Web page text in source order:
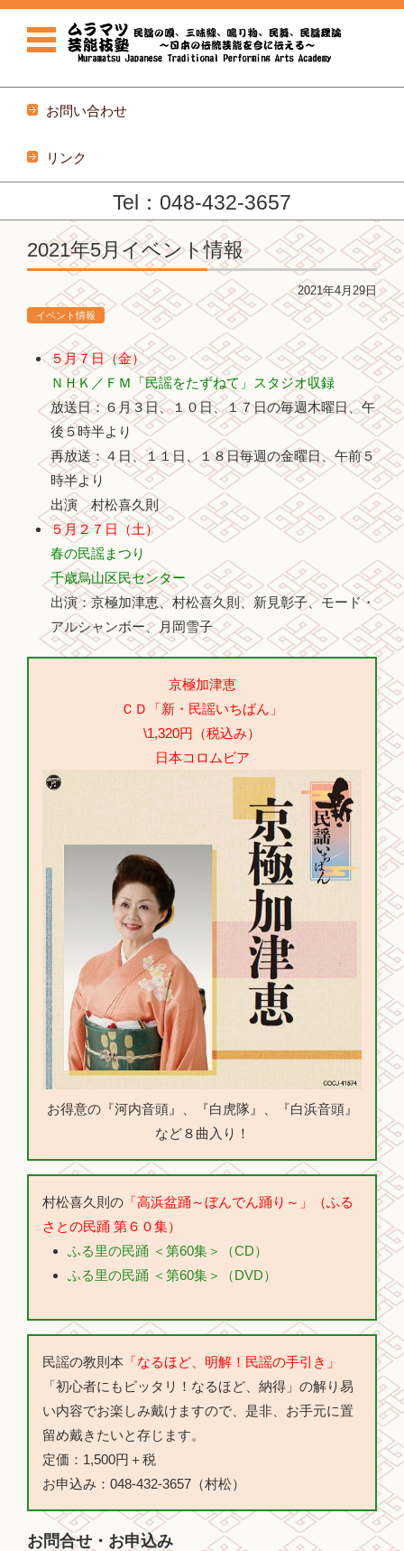
お問い合わせ
リンク
Tel：048-432-3657
コンテンツに移動
2021年5月イベント情報
2021年4月29日
イベント情報
５月７日（金）
ＮＨＫ／ＦＭ「民謡をたずねて」スタジオ収録
放送日：６月３日、１０日、１７日の毎週木曜日、午
後５時半より
再放送：４日、１１日、１８日毎週の金曜日、午前５
時半より
出演 村松喜久則
５月２７日（土）
春の民謡まつり
千歳烏山区民センター
出演：京極加津恵、村松喜久則、新見彰子、モード・
アルシャンボー、月岡雪子
京極加津恵
ＣＤ「新・民謡いちばん」
\1,320円（税込み）
日本コロムビア
お得意の『河内音頭』、『白虎隊』、『白浜音頭』
など８曲入り！
村松喜久則の 「高浜盆踊～ぼんでん踊り～」（ふる
さとの民踊 第６０集）
ふる里の民踊 ＜第60集＞（CD）
ふる里の民踊 ＜第60集＞（DVD）
民謡の教則本 「なるほど、明解！民謡の手引き」
「初心者にもピッタリ！なるほど、納得」の解り易
い内容でお楽しみ戴けますので、是非、お手元に置
留め戴きたいと存じます。
定価：1,500円＋税
お申込み：048-432-3657（村松）
お問合せ・お申込み